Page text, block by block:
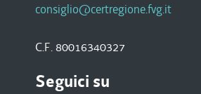
consiglio@certregione.fvg.it
C.F. 80016340327
Seguici su